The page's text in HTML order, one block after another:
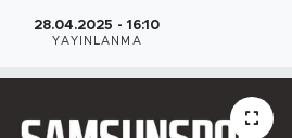
28.04.2025 - 16:10
YAYINLANMA